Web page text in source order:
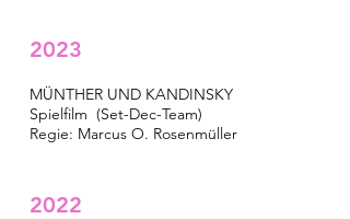
2023
MÜNTHER UND KANDINSKY
Spielfilm (Set-Dec-Team)
Regie: Marcus O. Rosenmüller
2022